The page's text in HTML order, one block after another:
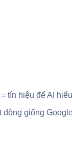
tín hiệu để AI
giống